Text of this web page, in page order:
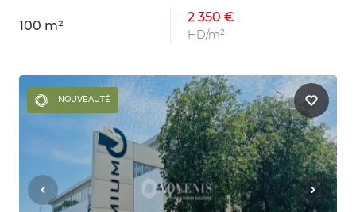
100 m²
2 350 €
HD/m²
NOUVEAUTÉ